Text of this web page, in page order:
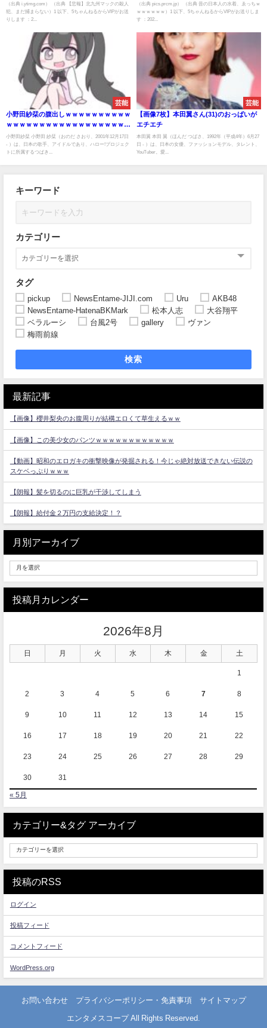
（出典 i.ytimg.com） （出典 【悲報】北九州マックの殺人
犯、まだ捕まらない）1 以下、5ちゃんねるからVIPがお送
りします ：2...
（出典 pics.prcm.jp） （出典 昔の日本人の水着、ゑっちｗ
ｗｗｗｗｗｗ）1 以下、5ちゃんねるからVIPがお送りしま
す ：202...
芸能
小野田紗栞の腹出しｗｗｗｗｗｗｗｗｗｗ
ｗｗｗｗｗｗｗｗｗｗｗｗｗｗｗｗｗｗｗ
ｗｗｗｗｗ
小野田紗栞 小野田 紗栞（おのだ さおり、2001年12月17日
- ）は、日本の歌手、アイドルであり、ハロー!プロジェク
トに所属するつばき...
芸能
【画像7枚】本田翼さん(31)のおっぱいが
エチエチ
本田翼 本田 翼（ほんだ つばさ、1992年（平成4年）6月27
日 - ）は、日本の女優、ファッションモデル、タレント、
YouTuber。愛...
キーワード
カテゴリー
タグ
pickup NewsEntame-JIJI.com Uru
AKB48
NewsEntame-HatenaBKMark
松本人志
大谷翔平
ベラルーシ
台風2号 gallery
ヴァン
梅雨前線
検索
最新記事
【画像】櫻井梨央のお腹周りが結構エロくて草生えるｗｗ
【画像】この美少女のパンツｗｗｗｗｗｗｗｗｗｗｗｗ
【動画】昭和のエロガキの衝撃映像が発掘される！今じゃ絶対放送できない伝説の
スケベっぷりｗｗｗ
【朗報】髪を切るのに巨乳が干渉してしまう
【朗報】給付金２万円の支給決定！？
月別アーカイブ
投稿月カレンダー
2026年8月
日 月 火 水 木 金 土
1
2 3 4 5 6 7 8
9 10 11 12 13 14 15
16 17 18 19 20 21 22
23 24 25 26 27 28 29
30 31
« 5月
カテゴリー&タグ アーカイブ
投稿のRSS
ログイン
投稿フィード
コメントフィード
WordPress.org
お問い合わせ プライバシーポリシー・免責事項 サイトマップ
エンタメスコープ All Rights Reserved.